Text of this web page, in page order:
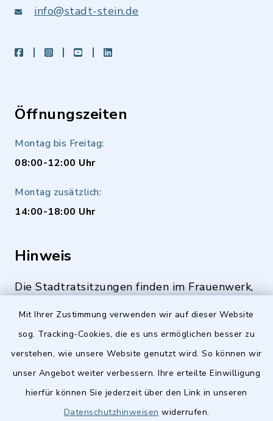
Mit Ihrer Zustimmung verwenden wir auf dieser Website
sog. Tracking-Cookies, die es uns ermöglichen besser zu
verstehen, wie unsere Website genutzt wird. So können wir
unser Angebot weiter verbessern. Ihre erteilte Einwilligung
hierfür können Sie jederzeit über den Link in unseren
Datenschutzhinweisen widerrufen.
info@stadt-stein.de
facebookinstagramyoutubeLinkedIn
Öffnungszeiten
Montag bis Freitag:
08:00-12:00 Uhr
Montag zusätzlich:
14:00-18:00 Uhr
Hinweis
Die Stadtratsitzungen finden im Frauenwerk,
Quicklinks
Stellenangebote